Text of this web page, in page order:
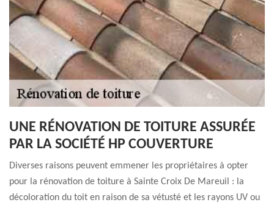
UNE RÉNOVATION DE TOITURE ASSURÉE
PAR LA SOCIÉTÉ HP COUVERTURE
Diverses raisons peuvent emmener les propriétaires à opter
pour la rénovation de toiture à Sainte Croix De Mareuil : la
décoloration du toit en raison de sa vétusté et les rayons UV ou